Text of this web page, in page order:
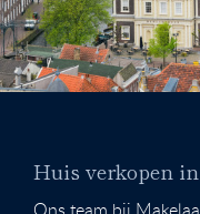
Huis verkopen